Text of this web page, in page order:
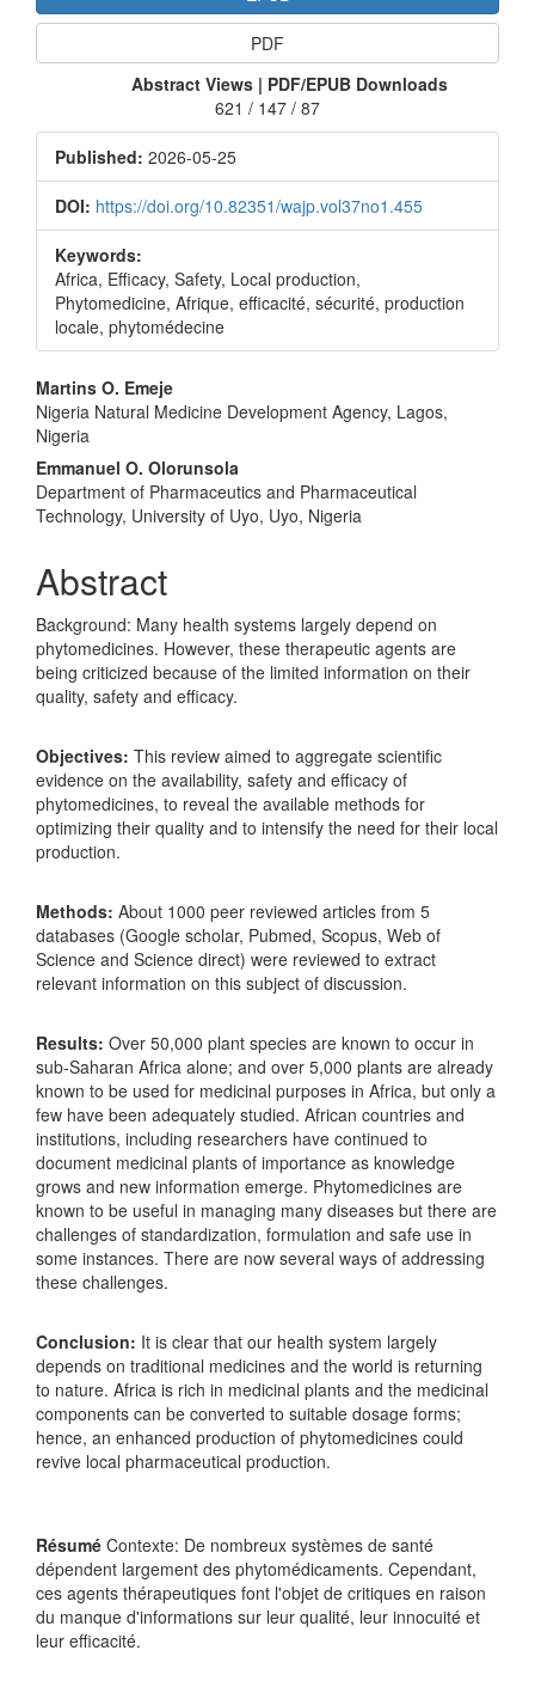
Sidebar
PDF
Abstract Views | PDF/EPUB Downloads
621 / 147 / 87
Published: 2026-05-25
DOI: https://doi.org/10.82351/wajp.vol37no1.455
Keywords:
Africa, Efficacy, Safety, Local production,
Phytomedicine, Afrique, efficacité, sécurité, production
locale, phytomédecine
Main
Article
Content
Martins O. Emeje
Nigeria Natural Medicine Development Agency, Lagos,
Nigeria
Emmanuel O. Olorunsola
Department of Pharmaceutics and Pharmaceutical
Technology, University of Uyo, Uyo, Nigeria
Abstract
Background: Many health systems largely depend on
phytomedicines. However, these therapeutic agents are
being criticized because of the limited information on their
quality, safety and efficacy.
Objectives: This review aimed to aggregate scientific
evidence on the availability, safety and efficacy of
phytomedicines, to reveal the available methods for
optimizing their quality and to intensify the need for their local
production.
Methods: About 1000 peer reviewed articles from 5
databases (Google scholar, Pubmed, Scopus, Web of
Science and Science direct) were reviewed to extract
relevant information on this subject of discussion.
Results: Over 50,000 plant species are known to occur in
sub-Saharan Africa alone; and over 5,000 plants are already
known to be used for medicinal purposes in Africa, but only a
few have been adequately studied. African countries and
institutions, including researchers have continued to
document medicinal plants of importance as knowledge
grows and new information emerge. Phytomedicines are
known to be useful in managing many diseases but there are
challenges of standardization, formulation and safe use in
some instances. There are now several ways of addressing
these challenges.
Conclusion: It is clear that our health system largely
depends on traditional medicines and the world is returning
to nature. Africa is rich in medicinal plants and the medicinal
components can be converted to suitable dosage forms;
hence, an enhanced production of phytomedicines could
revive local pharmaceutical production.
Résumé Contexte: De nombreux systèmes de santé
dépendent largement des phytomédicaments. Cependant,
ces agents thérapeutiques font l'objet de critiques en raison
du manque d'informations sur leur qualité, leur innocuité et
leur efficacité.